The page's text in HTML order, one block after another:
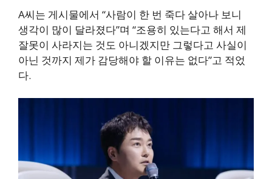
A씨는 게시물에서 “사람이 한 번 죽다 살아나 보니
생각이 많이 달라졌다”며 “조용히 있는다고 해서 제
잘못이 사라지는 것도 아니겠지만 그렇다고 사실이
아닌 것까지 제가 감당해야 할 이유는 없다”고 적었
다.